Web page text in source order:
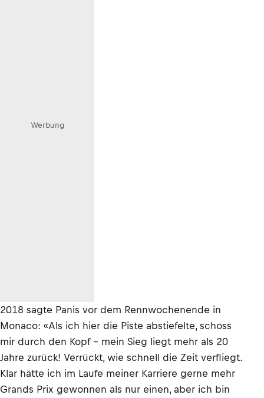
Werbung
2018 sagte Panis vor dem Rennwochenende in
Monaco: «Als ich hier die Piste abstiefelte, schoss
mir durch den Kopf – mein Sieg liegt mehr als 20
Jahre zurück! Verrückt, wie schnell die Zeit verfliegt.
Klar hätte ich im Laufe meiner Karriere gerne mehr
Grands Prix gewonnen als nur einen, aber ich bin